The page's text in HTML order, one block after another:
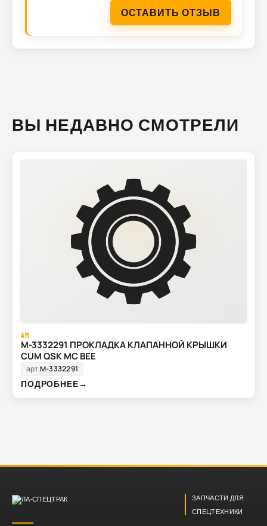
ОСТАВИТЬ ОТЗЫВ
ВЫ НЕДАВНО СМОТРЕЛИ
AM
M-3332291 ПРОКЛАДКА КЛАПАННОЙ КРЫШКИ
CUM QSK MC BEE
арт.M-3332291
ПОДРОБНЕЕ→
ЗАПЧАСТИ ДЛЯ
СПЕЦТЕХНИКИ